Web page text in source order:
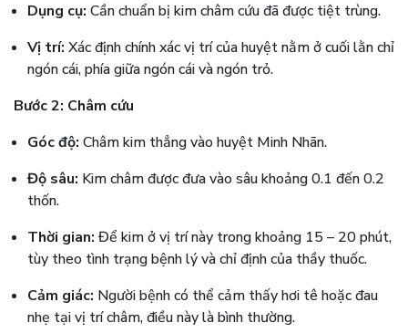
Dụng cụ: Cần chuẩn bị kim châm cứu đã được tiệt trùng.
Vị trí: Xác định chính xác vị trí của huyệt nằm ở cuối lằn chỉ
ngón cái, phía giữa ngón cái và ngón trỏ.
Bước 2: Châm cứu
Góc độ: Châm kim thẳng vào huyệt Minh Nhãn.
Độ sâu: Kim châm được đưa vào sâu khoảng 0.1 đến 0.2
thốn.
Thời gian: Để kim ở vị trí này trong khoảng 15 – 20 phút,
tùy theo tình trạng bệnh lý và chỉ định của thầy thuốc.
Cảm giác: Người bệnh có thể cảm thấy hơi tê hoặc đau
nhẹ tại vị trí châm, điều này là bình thường.